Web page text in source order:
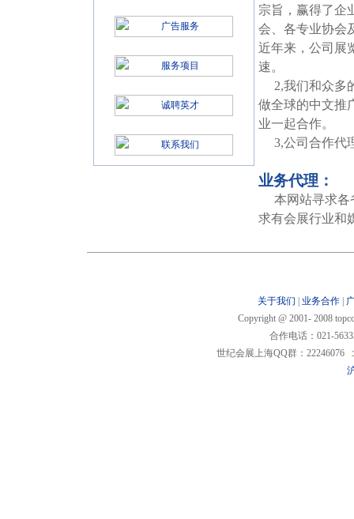
宗旨，赢得了企
会、各专业协会
近年来，公司展
速。
2,我们和众多
做全球的中文推
业一起合作。
3,公司合作代
业务代理：
本网站寻求各
求有会展行业和
关于我们 业务合作
Copyright @ 2001- 2008
合作电话：021-
世纪会展上海QQ群：22246076